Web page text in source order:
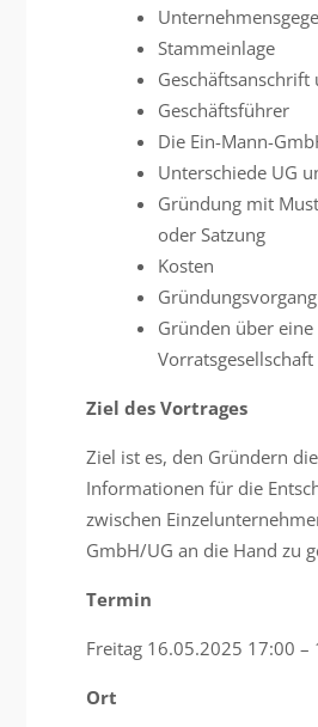
Stammeinlage
Geschäftsanschrift
Geschäftsführer
Die Ein-Mann-
Unterschiede UG
Gründung mit
oder Satzung
Kosten
Gründen über eine
Vorratsgesellschaft
Ziel des Vortrages
Ziel ist es, den Gründern
Informationen für die
zwischen
GmbH/UG an die Hand zu
Termin
Freitag 16.05.2025 17:00 –
Ort